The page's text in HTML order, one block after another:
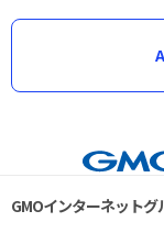
GMOインターネット